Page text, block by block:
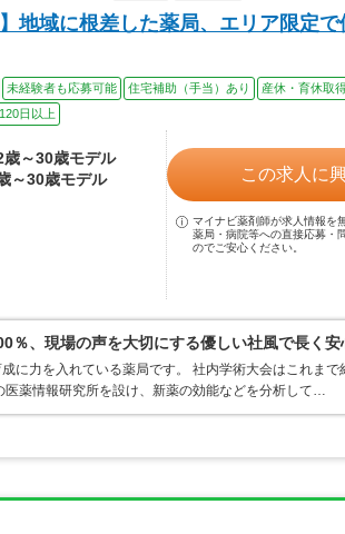
地域に根差した薬局、エリア限定
未経験者も応募可能 住宅補助（手当）あり 産休・育休取
日以上
歳～30歳モデル
～30歳モデル
この求人に
マイナビ薬剤師が求人情報を
薬局・病院等への直接応募・
のでご安心ください。
％、現場の声を大切にする優しい社風で長く安
に力を入れている薬局です。 社内学術大会はこれま
医薬情報研究所を設け、新薬の効能などを分析して…